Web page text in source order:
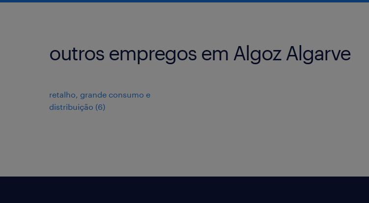
outros empregos em Algoz Algarve
retalho, grande consumo e
distribuição (6)